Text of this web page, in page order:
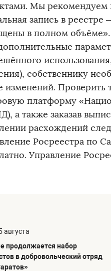
Мы рекомендуем
запись в реестре
в полном
собственнику
изменений.
платформу
а также заказав
расхождений
Росреестра по
Управление
августа
продолжается набор
в добровольческий отряд